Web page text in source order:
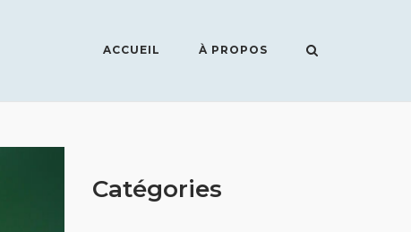
ACCUEIL À PROPOS
Catégories